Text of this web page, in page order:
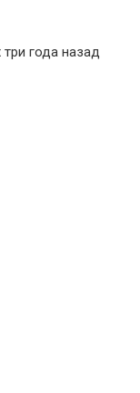
года назад